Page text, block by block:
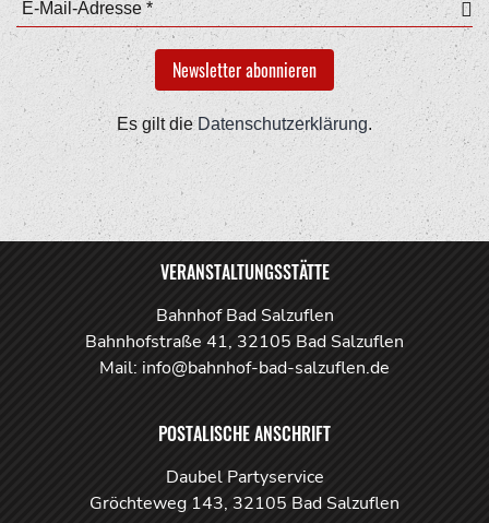
Es gilt die Datenschutzerklärung.
VERANSTALTUNGSSTÄTTE
Bahnhof Bad Salzuflen
Bahnhofstraße 41, 32105 Bad Salzuflen
Mail: info@bahnhof-bad-salzuflen.de
POSTALISCHE ANSCHRIFT
Daubel Partyservice
Gröchteweg 143, 32105 Bad Salzuflen